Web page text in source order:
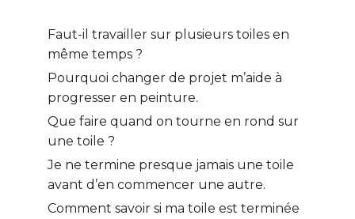
Faut-il travailler sur plusieurs toiles en
même temps ?
Pourquoi changer de projet m’aide à
progresser en peinture.
Que faire quand on tourne en rond sur
une toile ?
Je ne termine presque jamais une toile
avant d’en commencer une autre.
Comment savoir si ma toile est terminée